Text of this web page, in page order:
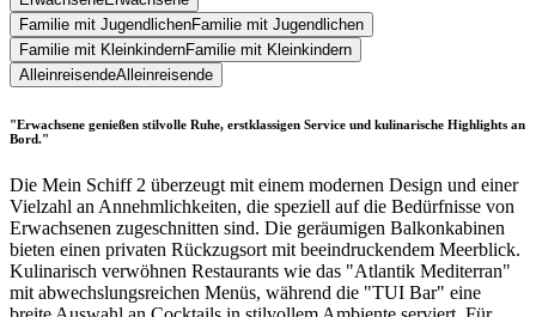
Familie mit JugendlichenFamilie mit Jugendlichen
Familie mit KleinkindernFamilie mit Kleinkindern
AlleinreisendeAlleinreisende
"Erwachsene genießen stilvolle Ruhe, erstklassigen Service und kulinarische Highlights an
Bord."
Die Mein Schiff 2 überzeugt mit einem modernen Design und einer
Vielzahl an Annehmlichkeiten, die speziell auf die Bedürfnisse von
Erwachsenen zugeschnitten sind. Die geräumigen Balkonkabinen
bieten einen privaten Rückzugsort mit beeindruckendem Meerblick.
Kulinarisch verwöhnen Restaurants wie das "Atlantik Mediterran"
mit abwechslungsreichen Menüs, während die "TUI Bar" eine